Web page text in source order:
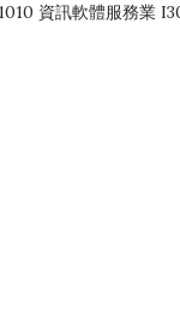
資訊軟體服務業
酒零售業 F401171